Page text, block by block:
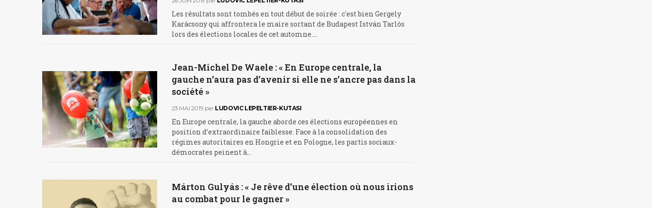
Les résultats sont tombés en tout début de soirée : c'est bien Gergely
Karácsony qui affrontera le maire sortant de Budapest István Tarlós
lors des élections locales de cet automne.…
Jean-Michel De Waele : « En Europe centrale, la
gauche n’aura pas d’avenir si elle ne s’ancre pas dans la
société »
23 MAI 2019 par LUDOVIC LEPELTIER-KUTASI
En Europe centrale, la gauche aborde ces élections européennes en
position d’extraordinaire faiblesse. Face à la consolidation des
régimes autoritaires en Hongrie et en Pologne, les partis sociaux-
démocrates peinent à…
Márton Gulyás : « Je rêve d’une élection où nous irions
au combat pour le gagner »